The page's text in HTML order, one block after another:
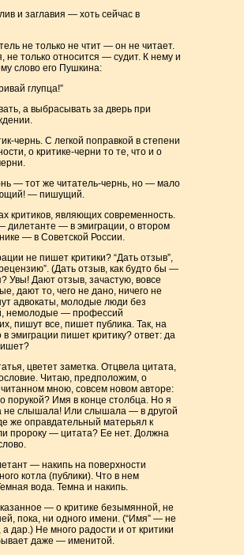
и заглавия — хоть сейчас в
не только не чтит — он не читает.
не только относится — судит. К нему и
слово его Пушкина:
глупца!”
а выбрасывать за дверь при
чернь. С легкой поправкой в степени
о критике-черни то те, что и о
— тот же читатель-чернь, но — мало
— пишущий.
критиков, являющих современность.
дилетанте — в эмиграции, о втором
— в Советской России.
не пишет критики? “Дать отзыв”,
(Дать отзыв, как будто бы —
Увы! Дают отзыв, зачастую, вовсе
дают то, чего не дано, ничего не
адвокаты, молодые люди без
немолодые — профессий
пишут все, пишет публика. Так, на
в эмиграции пишет критику? ответ: да
цветет заметка. Отцвела цитата,
Читаю, предположим, о
читанном мною, совсем новом авторе:
порукой? Имя в конце столбца. Но я
не слышала! Или слышала — в другой
же оправдательный матерьял к
пророку — цитата? Ее нет. Должна
— накипь на поверхности
котла (публики). Что в нем
вода. Темна и накипь.
— о критике безымянной, не
пока, ни одного имени. (“Имя” — не
а дар.) Не много радости и от критики
даже — именитой.